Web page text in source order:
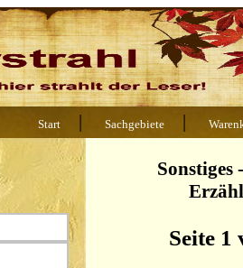
Start | Sachgebiete |
Sonstiges
Seite 1